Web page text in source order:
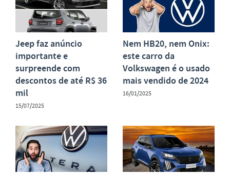
Jeep faz anúncio
importante e
surpreende com
descontos de até R$ 36
mil
15/07/2025
Nem HB20, nem Onix:
este carro da
Volkswagen é o usado
mais vendido de 2024
16/01/2025